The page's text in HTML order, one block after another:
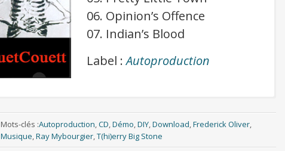
06. Opinion’s Offence
07. Indian’s Blood
Label :Autoproduction
Cliquer pour télécharger gratuitement l’album
Mots-clés :Autoproduction CD Démo DIY, Download Frederick Oliver,
Musique Ray Mybourgier T(hi)erry Big Stone